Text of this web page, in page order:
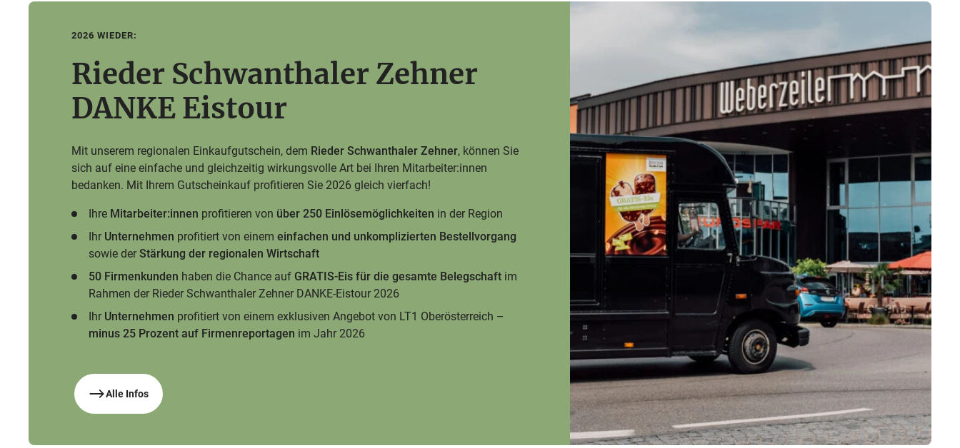
2026 WIEDER:
Rieder Schwanthaler Zehner
DANKE Eistour
Mit unserem regionalen Einkaufgutschein, dem Rieder Schwanthaler Zehner, können Sie
sich auf eine einfache und gleichzeitig wirkungsvolle Art bei Ihren Mitarbeiter:innen
bedanken. Mit Ihrem Gutscheinkauf profitieren Sie 2026 gleich vierfach!
Ihre Mitarbeiter:innen profitieren von über 250 Einlösemöglichkeiten in der Region
Ihr Unternehmen profitiert von einemeinfachen und unkomplizierten Bestellvorgang
sowie derStärkung der regionalen Wirtschaft
50 Firmenkunden haben die Chance auf GRATIS-Eis für die gesamte Belegschaft im
Rahmen der Rieder Schwanthaler Zehner DANKE-Eistour 2026
Ihr Unternehmen profitiert von einem exklusiven Angebot von LT1 Oberösterreich –
minus 25 Prozent auf Firmenreportagen im Jahr 2026
Alle Infos